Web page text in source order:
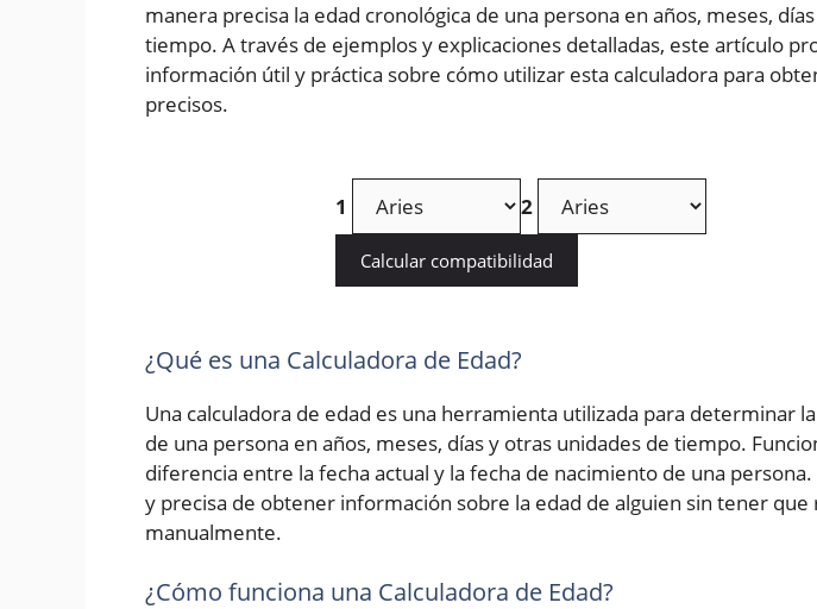
manera precisa la edad cronológica de una persona en años, meses,
tiempo. A través de ejemplos y explicaciones detalladas, este artículo
información útil y práctica sobre cómo utilizar esta calculadora para
precisos.
1 2
Calcular compatibilidad
¿Qué es una Calculadora de Edad?
Una calculadora de edad es una herramienta utilizada para determinar
de una persona en años, meses, días y otras unidades de tiempo.
diferencia entre la fecha actual y la fecha de nacimiento de una
y precisa de obtener información sobre la edad de alguien sin tener que
manualmente.
¿Cómo funciona una Calculadora de Edad?